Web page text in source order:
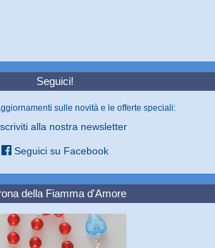
Seguici!
sulle novità e le offerte speciali:
alla nostra newsletter
Seguici su Facebook
della Fiamma d'Amore